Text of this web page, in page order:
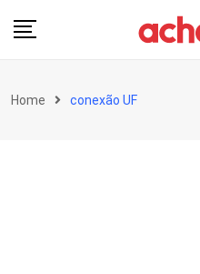
Home conexão UF